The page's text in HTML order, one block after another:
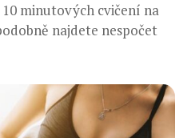
minutových cvičení na
najdete nespočet